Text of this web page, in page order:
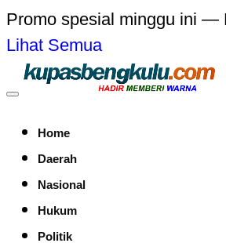
Promo spesial minggu ini —
Lihat Semua
Home
Daerah
Nasional
Hukum
Politik